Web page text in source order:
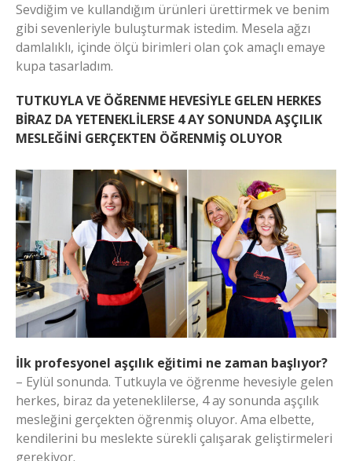
Sevdiğim ve kullandığım ürünleri ürettirmek ve benim
gibi sevenleriyle buluşturmak istedim. Mesela ağzı
damlalıklı, içinde ölçü birimleri olan çok amaçlı emaye
kupa tasarladım.
TUTKUYLA VE ÖĞRENME HEVESİYLE GELEN HERKES
BİRAZ DA YETENEKLİLERSE 4 AY SONUNDA AŞÇILIK
MESLEĞİNİ GERÇEKTEN ÖĞRENMİŞ OLUYOR
İlk profesyonel aşçılık eğitimi ne zaman başlıyor?
– Eylül sonunda. Tutkuyla ve öğrenme hevesiyle gelen
herkes, biraz da yeteneklilerse, 4 ay sonunda aşçılık
mesleğini gerçekten öğrenmiş oluyor. Ama elbette,
kendilerini bu meslekte sürekli çalışarak geliştirmeleri
gerekiyor.